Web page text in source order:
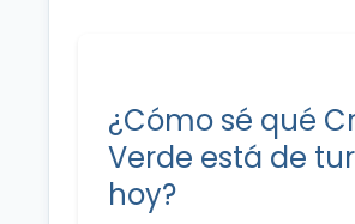
¿Cómo sé qué
Verde está de
hoy?